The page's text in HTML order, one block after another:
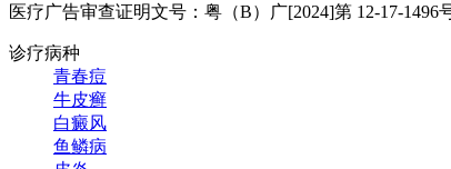
医疗广告审查证明文号：粤（B）广[2024]第 12-17-1496
诊疗病种
青春痘
牛皮癣
白癜风
鱼鳞病